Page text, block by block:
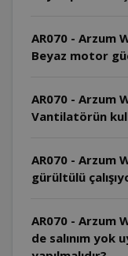
AR070 - Arzum
Beyaz motor
AR070 - Arzum
Vantilatörün
AR070 - Arzum
gürültülü
AR070 - Arzum
de salınım yok